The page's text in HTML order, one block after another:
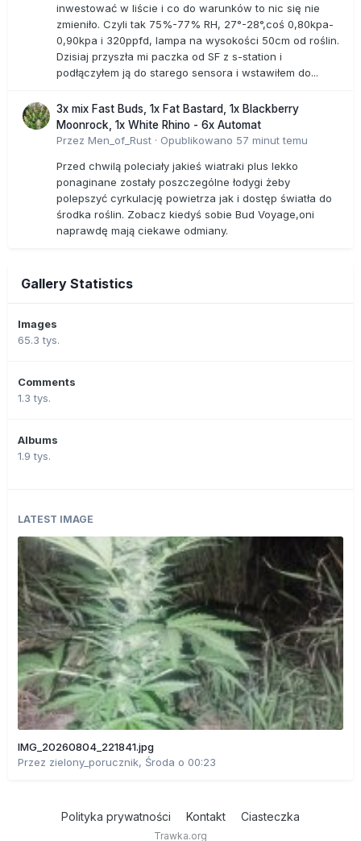
inwestować w liście i co do warunków to nic się nie
zmieniło. Czyli tak 75%-77% RH, 27°-28°,coś 0,80kpa-
0,90kpa i 320ppfd, lampa na wysokości 50cm od roślin.
Dzisiaj przyszła mi paczka od SF z s-station i
podłączyłem ją do starego sensora i wstawiłem do...
3x mix Fast Buds, 1x Fat Bastard, 1x Blackberry
Moonrock, 1x White Rhino - 6x Automat
Przez Men_of_Rust · Opublikowano 57 minut temu
Przed chwilą poleciały jakieś wiatraki plus lekko
ponaginane zostały poszczególne łodygi żeby
polepszyć cyrkulację powietrza jak i dostęp światła do
środka roślin. Zobacz kiedyś sobie Bud Voyage,oni
naprawdę mają ciekawe odmiany.
Gallery Statistics
Images
65.3 tys.
Comments
1.3 tys.
Albums
1.9 tys.
LATEST IMAGE
IMG_20260804_221841.jpg
Przez zielony_porucznik, Środa o 00:23
Polityka prywatności Kontakt Ciasteczka
Trawka.org